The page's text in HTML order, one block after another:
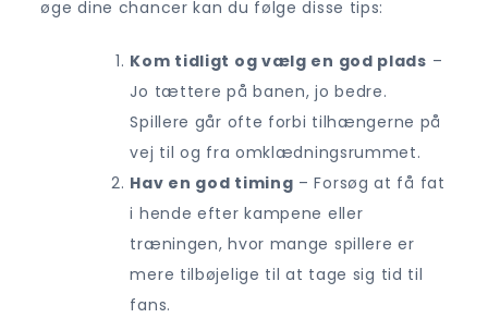
øge dine chancer kan du følge disse tips:
Kom tidligt og vælg en god plads –
Jo tættere på banen, jo bedre.
Spillere går ofte forbi tilhængerne på
vej til og fra omklædningsrummet.
Hav en god timing – Forsøg at få fat
i hende efter kampene eller
træningen, hvor mange spillere er
mere tilbøjelige til at tage sig tid til
fans.